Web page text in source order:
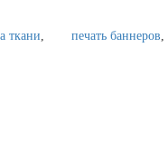
ткани
печать баннеров